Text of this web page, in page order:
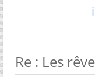
Re : Les